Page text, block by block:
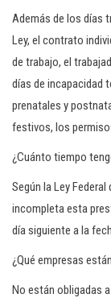
Además de los días
Ley, el contrato
de trabajo, el
días de incapacidad
prenatales y
festivos, los
¿Cuánto tiempo
Según la Ley
incompleta esta
día siguiente a la
¿Qué empresas
No están obligadas